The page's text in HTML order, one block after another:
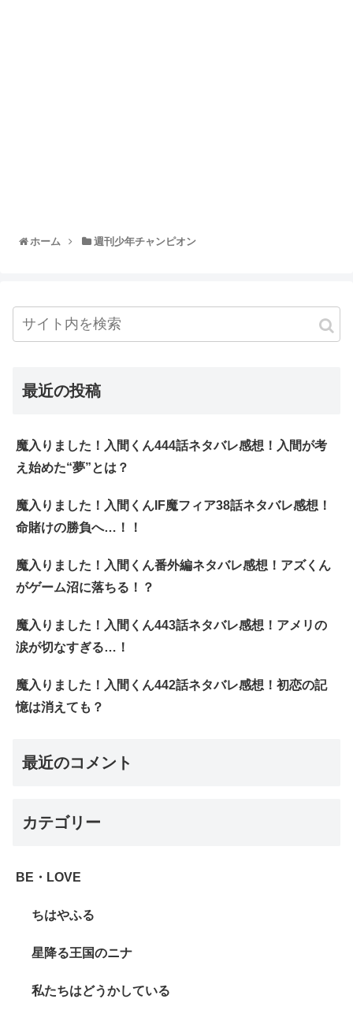
ホーム 週刊少年チャンピオン
最近の投稿
魔入りました！入間くん444話ネタバレ感想！入間が考
え始めた“夢”とは？
魔入りました！入間くんIF魔フィア38話ネタバレ感想！
命賭けの勝負へ…！！
魔入りました！入間くん番外編ネタバレ感想！アズくん
がゲーム沼に落ちる！？
魔入りました！入間くん443話ネタバレ感想！アメリの
涙が切なすぎる…！
魔入りました！入間くん442話ネタバレ感想！初恋の記
憶は消えても？
最近のコメント
カテゴリー
BE・LOVE
ちはやふる
星降る王国のニナ
私たちはどうかしている